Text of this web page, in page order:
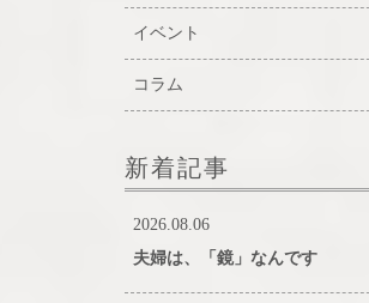
イベント
コラム
新着記事
2026.08.06
夫婦は、「鏡」なんです